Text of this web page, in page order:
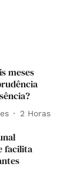
meses
2 Horas
facilita